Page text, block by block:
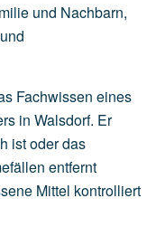
und Nachbarn,
und
Fachwissen eines
in Walsdorf. Er
ist oder das
entfernt
Mittel kontrolliert